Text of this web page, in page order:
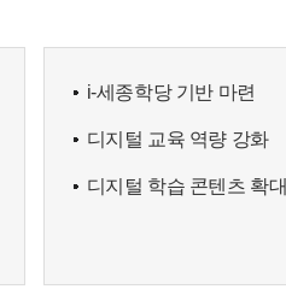
i-세종학당 기반 마련
디지털 교육 역량 강화
디지털 학습 콘텐츠 확대